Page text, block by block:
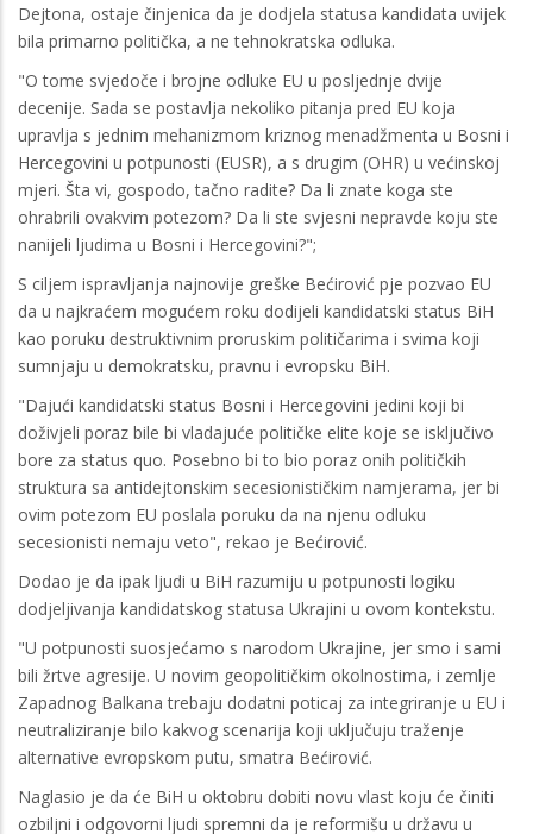
Dejtona, ostaje činjenica da je dodjela statusa kandidata uvijek
bila primarno politička, a ne tehnokratska odluka.
"O tome svjedoče i brojne odluke EU u posljednje dvije
decenije. Sada se postavlja nekoliko pitanja pred EU koja
upravlja s jednim mehanizmom kriznog menadžmenta u Bosni i
Hercegovini u potpunosti (EUSR), a s drugim (OHR) u većinskoj
mjeri. Šta vi, gospodo, tačno radite? Da li znate koga ste
ohrabrili ovakvim potezom? Da li ste svjesni nepravde koju ste
nanijeli ljudima u Bosni i Hercegovini?";
S ciljem ispravljanja najnovije greške Bećirović pje pozvao EU
da u najkraćem mogućem roku dodijeli kandidatski status BiH
kao poruku destruktivnim proruskim političarima i svima koji
sumnjaju u demokratsku, pravnu i evropsku BiH.
"Dajući kandidatski status Bosni i Hercegovini jedini koji bi
doživjeli poraz bile bi vladajuće političke elite koje se isključivo
bore za status quo. Posebno bi to bio poraz onih političkih
struktura sa antidejtonskim secesionističkim namjerama, jer bi
ovim potezom EU poslala poruku da na njenu odluku
secesionisti nemaju veto", rekao je Bećirović.
Dodao je da ipak ljudi u BiH razumiju u potpunosti logiku
dodjeljivanja kandidatskog statusa Ukrajini u ovom kontekstu.
"U potpunosti suosjećamo s narodom Ukrajine, jer smo i sami
bili žrtve agresije. U novim geopolitičkim okolnostima, i zemlje
Zapadnog Balkana trebaju dodatni poticaj za integriranje u EU i
neutraliziranje bilo kakvog scenarija koji uključuju traženje
alternative evropskom putu, smatra Bećirović.
Naglasio je da će BiH u oktobru dobiti novu vlast koju će činiti
ozbiljni i odgovorni ljudi spremni da je reformišu u državu u